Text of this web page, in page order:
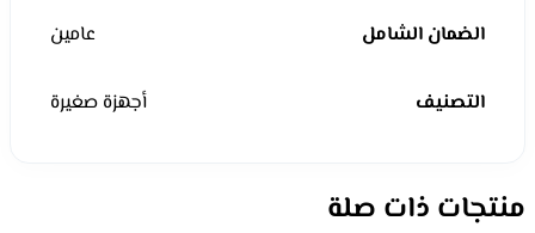
الضمان الشامل عامين
التصنيف أجهزة صغيرة
منتجات ذات صلة